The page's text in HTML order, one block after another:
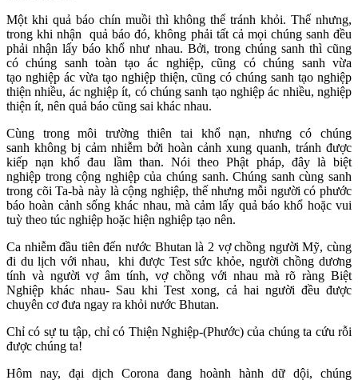
Một khi quả báo chín muồi thì không thể tránh khỏi. Thế nhưng,
trong khi nhận quả báo đó, không phải tất cả mọi chúng sanh đều
phải nhận lấy báo khổ như nhau. Bởi, trong chúng sanh thì cũng
có chúng sanh toàn tạo ác nghiệp, cũng có chúng sanh vừa
tạo nghiệp ác vừa tạo nghiệp thiện, cũng có chúng sanh tạo nghiệp
thiện nhiều, ác nghiệp ít, có chúng sanh tạo nghiệp ác nhiều, nghiệp
thiện ít, nên quả báo cũng sai khác nhau.
Cùng trong môi trường thiên tai khổ nạn, nhưng có chúng
sanh không bị cảm nhiễm bởi hoàn cảnh xung quanh, tránh được
kiếp nạn khổ đau lầm than. Nói theo Phật pháp, đây là biệt
nghiệp trong cộng nghiệp của chúng sanh. Chúng sanh cùng sanh
trong cõi Ta-bà này là cộng nghiệp, thế nhưng mỗi người có phước
báo hoàn cảnh sống khác nhau, mà cảm lấy quả báo khổ hoặc vui
tuỳ theo túc nghiệp hoặc hiện nghiệp tạo nên.
Ca nhiễm đầu tiên đến nước Bhutan là 2 vợ chồng người Mỹ, cùng
đi du lịch với nhau, khi được Test sức khỏe, người chồng dương
tính và người vợ âm tính, vợ chồng với nhau mà rõ ràng Biệt
Nghiệp khác nhau- Sau khi Test xong, cả hai người đều được
chuyên cơ đưa ngay ra khỏi nước Bhutan.
Chỉ có sự tu tập, chỉ có Thiện Nghiệp-(Phước) của chúng ta cứu rỗi
được chúng ta!
Hôm nay, đại dịch Corona đang hoành hành dữ dội, chúng